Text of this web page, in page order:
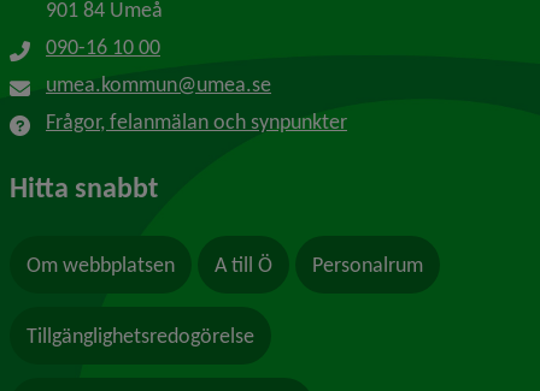
901 84 Umeå
090-16 10 00
umea.kommun@umea.se
Frågor, felanmälan och synpunkter
Hitta snabbt
Om webbplatsen A till Ö Personalrum
Tillgänglighetsredogörelse